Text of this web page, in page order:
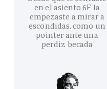
en el asiento 6F la
empezaste a mirar a
escondidas, como un
pointer ante una
perdiz becada